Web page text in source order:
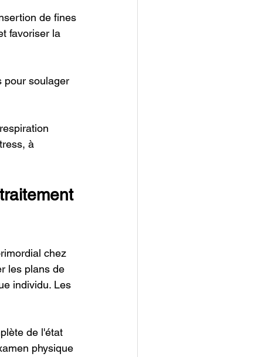
de fines
favoriser la
pour soulager
à
chez
les plans de
individu. Les
de l'état
physique